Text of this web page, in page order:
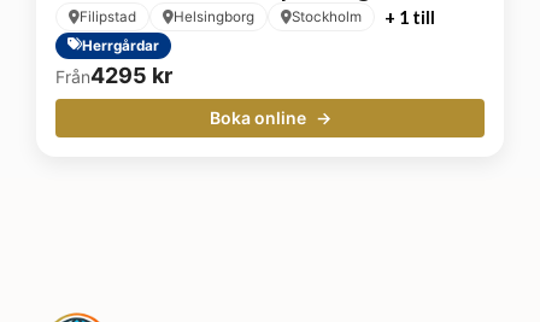
Filipstad Helsingborg Stockholm + 1 till
Herrgårdar
Från4295 kr
Boka online